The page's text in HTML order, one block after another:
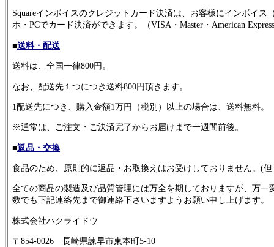
Squareインボイスのクレジットカード決済は、お客様にインボイ
ホ・PCでカード決済ができます。（VISA・Master・American
■送料・配送
送料は、全国一律800円。
なお、配送先１つにつき送料800円頂きます。
1配送先につき、購入金額1万円（税別）以上の場合は、送料無料。
※通常は、ご注文・ご決済完了からお届けまで一週間前後。
■返品・交換
食品のため、原則的に返品・お取換えはお受けしておりません。(
全ての商品の製造及び品質管理には万全を期しておりますが、万
数でも下記連絡先まで御連絡下さいますようお願い申し上げます。
株式会社ハクライドウ
〒854-0026 長崎県諫早市東本町5-10